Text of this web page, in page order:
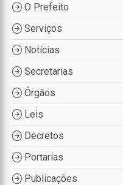
O Prefeito
Serviços
Notícias
Secretarias
Órgãos
Leis
Decretos
Portarias
Publicações